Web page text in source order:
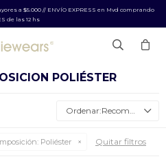
a $5.000 // ENVÍO EXPRESS en Mvd comprando
de las 12 hs
POLIÉSTER
Recomendados
Poliéster Quitar filtros